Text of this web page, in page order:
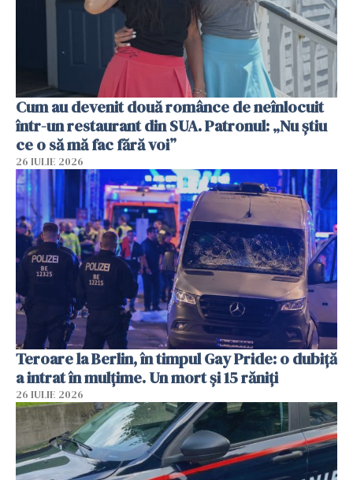
Cum au devenit două românce de neînlocuit
într-un restaurant din SUA. Patronul: „Nu știu
ce o să mă fac fără voi”
26 IULIE 2026
Teroare la Berlin, în timpul Gay Pride: o dubiță
a intrat în mulțime. Un mort și 15 răniți
26 IULIE 2026